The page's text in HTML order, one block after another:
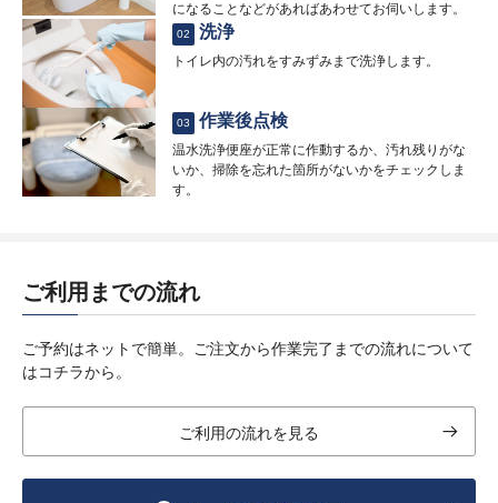
になることなどがあればあわせてお伺いします。
02 洗浄
トイレ内の汚れをすみずみまで洗浄します。
03 作業後点検
温水洗浄便座が正常に作動するか、汚れ残りがな
いか、掃除を忘れた箇所がないかをチェックしま
す。
ご利用までの流れ
ご予約はネットで簡単。ご注文から作業完了までの流れについて
はコチラから。
ご利用の流れを見る